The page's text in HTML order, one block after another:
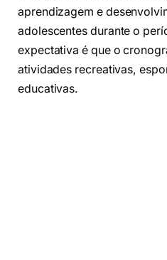
aprendizagem e
adolescentes durante o
expectativa é que o
atividades recreativas,
educativas.